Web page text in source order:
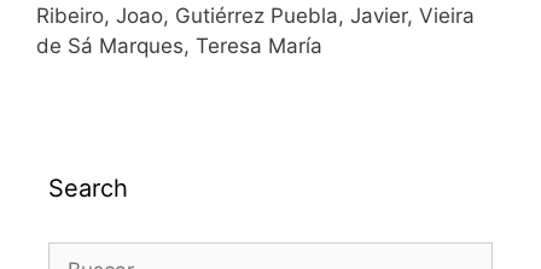
Ribeiro, Joao, Gutiérrez Puebla, Javier, Vieira
de Sá Marques, Teresa María
Search